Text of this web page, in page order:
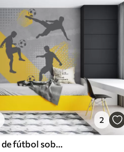
2
Siluetas de jugadores de fútbol sobre fondo abstracto